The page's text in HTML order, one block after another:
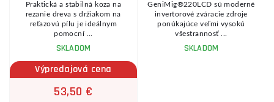
Praktická a stabilná koza na
rezanie dreva s držiakom na
reťazovú pílu je ideálnym
pomocní ...
SKLADOM
Výpredajová cena
53,50 €
GeniMig®220LCD sú moderné
invertorové zváracie zdroje
ponúkajúce veľmi vysokú
všestrannosť ...
SKLADOM